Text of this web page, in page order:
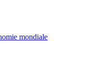
mondiale